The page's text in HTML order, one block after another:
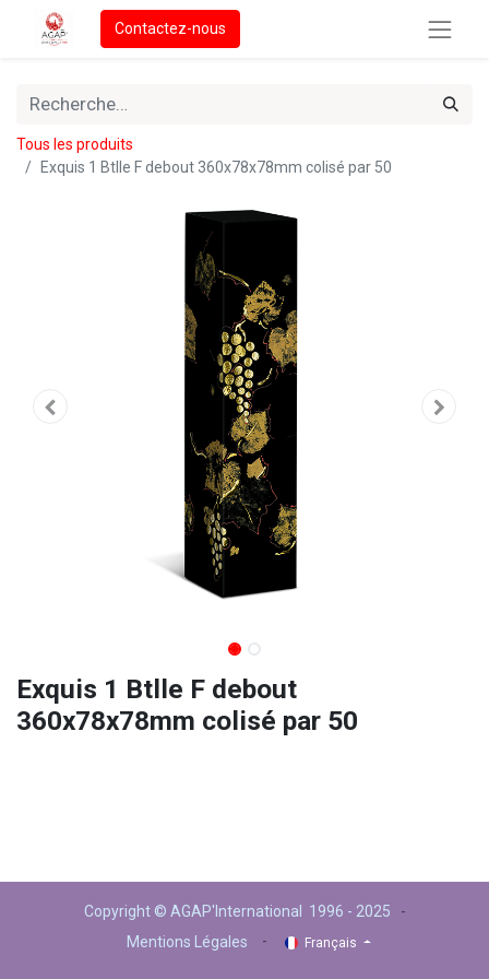
Contactez-nous
Tous les produits
Exquis 1 Btlle F debout 360x78x78mm colisé par 50
Exquis 1 Btlle F debout
360x78x78mm colisé par 50
Copyright © AGAP'International 1996 - 2025 -
Mentions Légales
- Français